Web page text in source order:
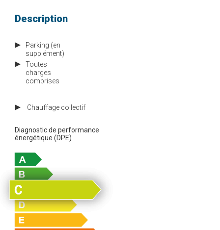
Description
Parking (en
supplément)
Toutes
charges
comprises
Chauffage collectif
Diagnostic de performance
énergétique (DPE)